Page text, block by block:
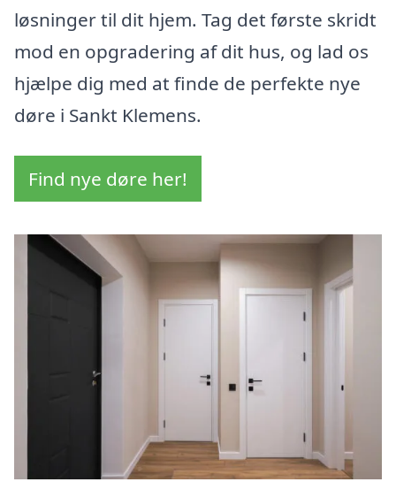
løsninger til dit hjem. Tag det første skridt
mod en opgradering af dit hus, og lad os
hjælpe dig med at finde de perfekte nye
døre i Sankt Klemens.
Find nye døre her!